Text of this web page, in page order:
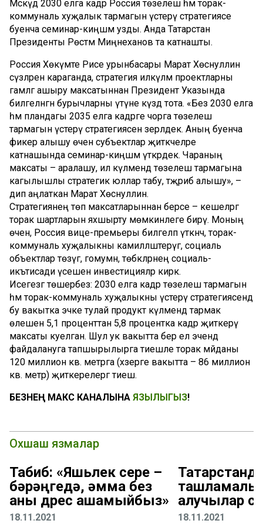
Мәскәүдә 2030 елга кадәр Россия төзелеш һәм торак-
коммуналь хуҗалык тармагын үстерү стратегиясе
буенча семинар-киңәшмә узды. Анда Татарстан
Президенты Рөстәм Миңнеханов та катнашты.
Россия Хөкүмәте Рәисе урынбасары Марат Хөснуллин
сүзләренә караганда, стратегия илкүләм проектларны
гамәлгә ашыру максатыннан Президент Указында
билгеләнгән бурычларны үтәүне күздә тота. «Без 2030 елга
һәм пландагы 2035 елга кадәрге чорга төзелеш
тармагын үстерү стратегиясен әзерләдек. Аның буенча
фикер алышу өчен субъектлар җитәкчеләре
катнашында семинар-киңәшмә үткәрдек. Чараның
максаты – аралашу, ил күләмендә төзелеш тармагына
кагылышлы стратегик юллар табу, тәҗрибә алышу», –
дип аңлаткан Марат Хөснуллин.
Стратегиянең төп максатларыннан берсе – кешеләргә
торак шартларын яхшырту мөмкинлеге бирү. Моның
өчен, Россия вице-премьеры билгеләп үткәнчә, торак-
коммуналь хуҗалыкны камилләштерүгә, социаль
объектлар төзүгә, гомумән, төбәкләрнең социаль-
икътисади үсешенә инвестицияләр кирәк.
Исегезгә төшерәбез: 2030 елга кадәр төзелеш тармагын
һәм торак-коммуналь хуҗалыкны үстерү стратегиясендә
бу вакытка эчке тулай продукт күләмендә тармак
өлешен 5,1 проценттан 5,8 процентка кадәр җиткерү
максаты куелган. Шул ук вакытта бер ел эчендә
файдалануга тапшырылырга тиешле торак мәйданы
120 миллион кв. метрга (хәзерге вакытта – 86 миллион
кв. метр) җиткерелергә тиеш.
БЕЗНЕҢ МАКС КАНАЛЫНА ЯЗЫЛЫГЫЗ!
Охшаш язмалар
Табиб: «Яшьлек сере –
бәрәңгедә, әмма без
аны дөрес ашамыйбыз»
18.11.2021
ташламалы
алучылар
18.11.2021